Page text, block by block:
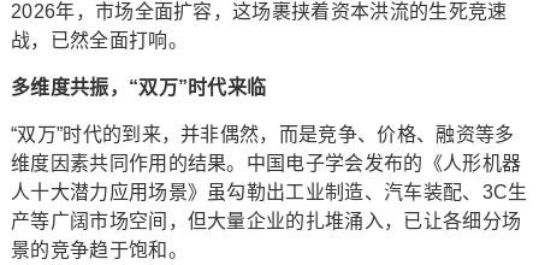
2026年，市场全面扩容，这场裹挟着资本洪流的生死竞速
战，已然全面打响。
多维度共振，“双万”时代来临
“双万”时代的到来，并非偶然，而是竞争、价格、融资等多
维度因素共同作用的结果。中国电子学会发布的《人形机器
人十大潜力应用场景》虽勾勒出工业制造、汽车装配、3C生
产等广阔市场空间，但大量企业的扎堆涌入，已让各细分场
景的竞争趋于饱和。